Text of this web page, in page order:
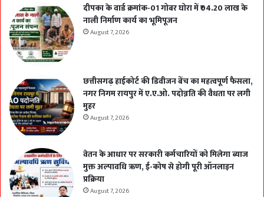
दीपका के वार्ड क्रमांक-01 गोबर घोरा में ₹04.20 लाख के
नाली निर्माण कार्य का भूमिपूजन
August 7, 2026
छत्तीसगढ़ हाईकोर्ट की डिवीजन बेंच का महत्वपूर्ण फैसला,
नगर निगम रायपुर में ए.ए.ओ. पदोन्नति की वैधता पर लगी
मुहर
August 7, 2026
वेतन के आधार पर सरकारी कर्मचारियों को मिलेगा ब्याज
मुक्त अल्पावधि ऋण, ई-कोष से होगी पूरी ऑनलाइन
प्रक्रिया
August 7, 2026